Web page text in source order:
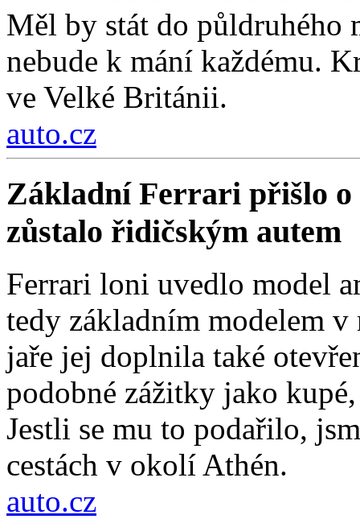
Měl by stát do půldruhého
nebude k mání každému.
ve Velké Británii.
auto.cz
Základní Ferrari přišlo o
zůstalo řidičským autem
Ferrari loni uvedlo model
tedy základním modelem v
jaře jej doplnila také
podobné zážitky jako
Jestli se mu to podařilo,
cestách v okolí Athén.
auto.cz